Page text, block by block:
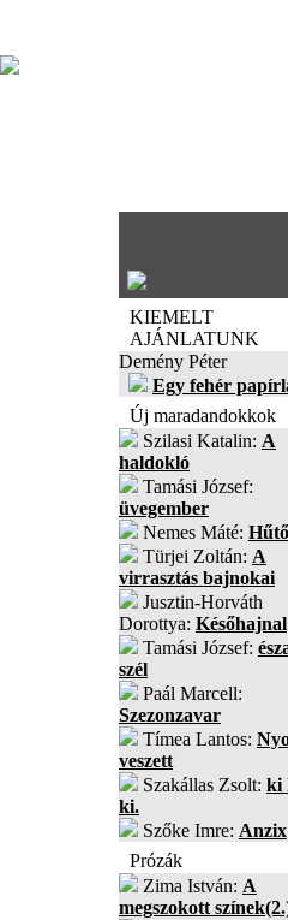
KIEMELT
AJÁNLATUNK
Demény Péter
Egy fehér
Új maradandokkok
Szilasi Katalin: A
haldokló
Tamási József:
üvegember
Nemes Máté:
Türjei Zoltán: A
virrasztás bajnokai
Jusztin-Horváth
Dorottya: Későhajnal
Tamási József:
szél
Paál Marcell:
Szezonzavar
Tímea Lantos:
veszett
Szakállas Zsolt: ki
ki.
Szőke Imre: Anzix
Prózák
Zima István: A
megszokott